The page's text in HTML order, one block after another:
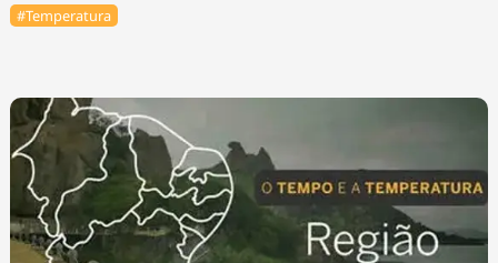
#Temperatura